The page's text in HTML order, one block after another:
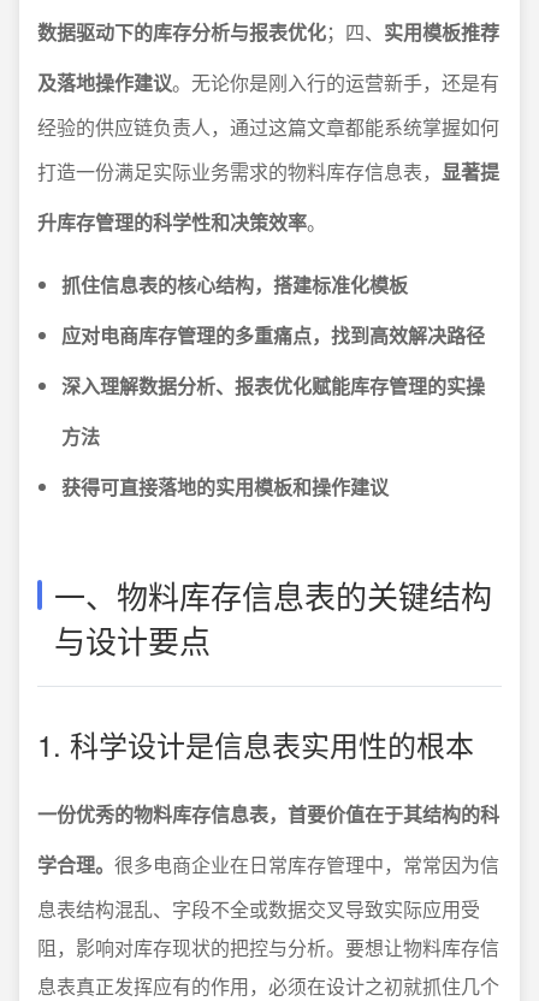
数据驱动下的库存分析与报表优化；四、 实用模板推荐
及落地操作建议。无论你是刚入行的运营新手，还是有
经验的供应链负责人，通过这篇文章都能系统掌握如何
打造一份满足实际业务需求的物料库存信息表， 显著提
升库存管理的科学性和决策效率。
抓住信息表的核心结构，搭建标准化模板
应对电商库存管理的多重痛点，找到高效解决路径
深入理解数据分析、报表优化赋能库存管理的实操
方法
获得可直接落地的实用模板和操作建议
一、物料库存信息表的关键结构
与设计要点
1. 科学设计是信息表实用性的根本
一份优秀的物料库存信息表，首要价值在于其结构的科
学合理。 很多电商企业在日常库存管理中，常常因为信
息表结构混乱、字段不全或数据交叉导致实际应用受
阻，影响对库存现状的把控与分析。要想让物料库存信
息表真正发挥应有的作用，必须在设计之初就抓住几个